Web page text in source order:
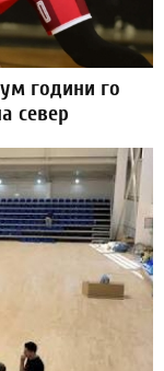
години го
север